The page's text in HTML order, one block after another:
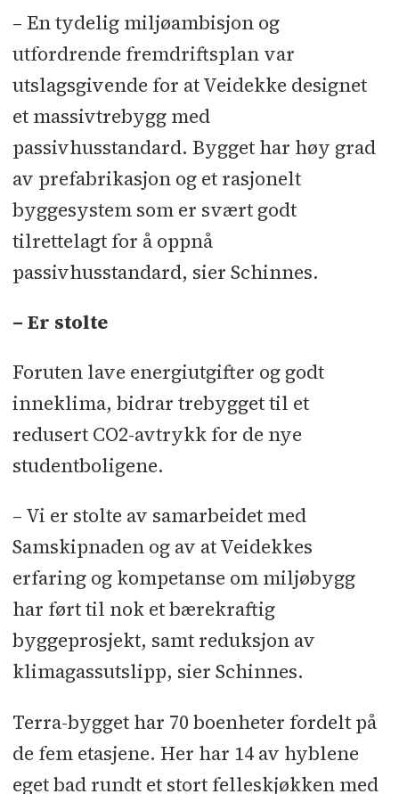
Heis: Kone l Prefab betong: Spenncon
l Gulvpuss: Gauksås Gulvstøp l
Solskjerming: Nerligruppen l
Gulvbelegg: ATG l Taktekkingog
membran: Taktekkermester Bjørn
Schramm l Maler: Malermester Buer
l Innvendig stål og gips: Valdres
Entreprenørselskap l Branntetting:
Firesafe l Himlingsarbeider:
Modulvegger Oslo l Porter:
Monterings-service NorPort l
Gulvsparkel/trinnlyd: Gulvsparkling
l Kjerneboring: Mimax Asfalt &
Betong l Stillas: Ramirent l
Aluvinduer og dører: Umbra
Produkter l Massivtre: WoodCon l
Betong: Holtet Pukk & Betong l
Garderobeløsning: Ringerike
Kretsfengsel l Vinduer: Nordan l
Dører: Swedoor l Byggevarer:
Optimera l Isolasjon: Brødr. Sunde l
Malmfurukledning: Hasås l
Badekabiner: Norac l Stål: Norsk Stål
l Avfallssystemer: Strømberg Plast
– En tydelig miljøambisjon og
utfordrende fremdriftsplan var
utslagsgivende for at Veidekke designet
et massivtrebygg med
passivhusstandard. Bygget har høy grad
av prefabrikasjon og et rasjonelt
byggesystem som er svært godt
tilrettelagt for å oppnå
passivhusstandard, sier Schinnes.
– Er stolte
Foruten lave energiutgifter og godt
inneklima, bidrar trebygget til et
redusert CO2-avtrykk for de nye
studentboligene.
– Vi er stolte av samarbeidet med
Samskipnaden og av at Veidekkes
erfaring og kompetanse om miljøbygg
har ført til nok et bærekraftig
byggeprosjekt, samt reduksjon av
klimagassutslipp, sier Schinnes.
Terra-bygget har 70 boenheter fordelt på
de fem etasjene. Her har 14 av hyblene
eget bad rundt et stort felleskjøkken med